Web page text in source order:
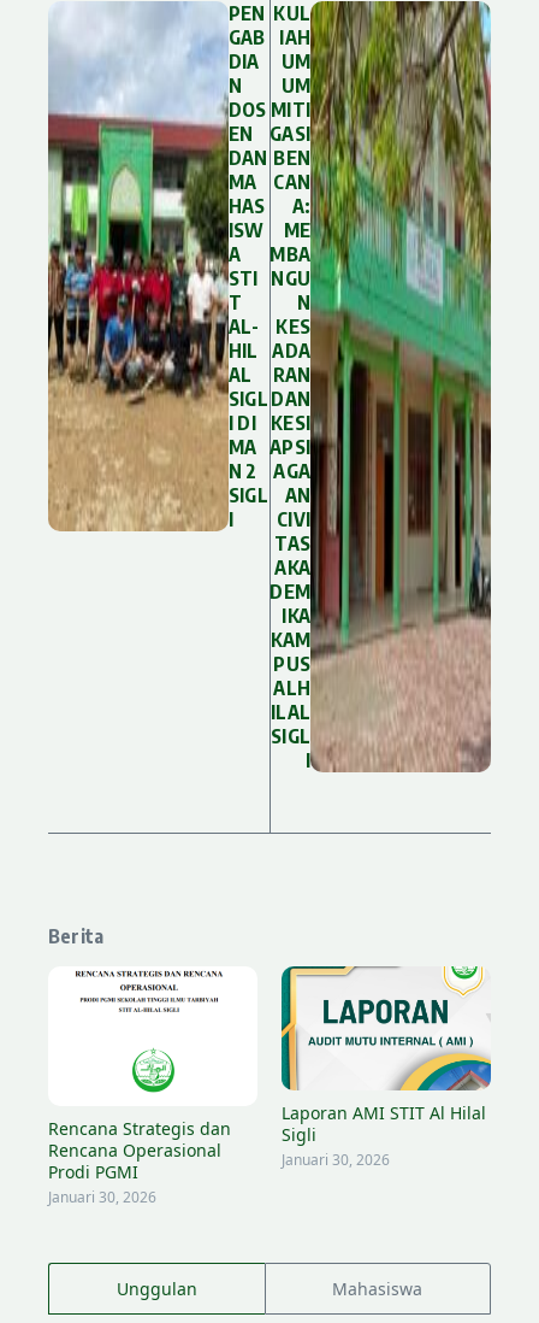
PEN
GAB
DIA
N
DOS
EN
DAN
MA
HAS
ISW
A
STI
T
AL-
HIL
AL
SIGL
I DI
MA
N 2
SIGL
I
KUL
IAH
UM
UM
MITI
GASI
BEN
CAN
A:
ME
MBA
NGU
N
KES
ADA
RAN
DAN
KESI
APSI
AGA
AN
CIVI
TAS
AKA
DEM
IKA
KAM
PUS
ALH
ILAL
SIGL
I
Berita
Rencana Strategis dan
Rencana Operasional
Prodi PGMI
Januari 30, 2026
Laporan AMI STIT Al Hilal
Sigli
Januari 30, 2026
Unggulan Mahasiswa